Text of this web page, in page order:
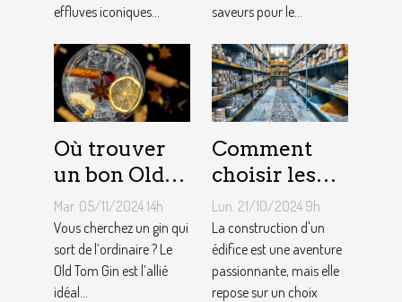
effluves iconiques...
saveurs pour le...
Où trouver
un bon Old
Tom Gin
artisanal ?
Mar. 05/11/2024 14h
Vous cherchez un gin qui
sort de l’ordinaire ? Le
Old Tom Gin est l’allié
idéal...
Comment
choisir les
matériaux de
construction
adaptés à
votre projet
Lun. 21/10/2024 9h
La construction d'un
édifice est une aventure
passionnante, mais elle
repose sur un choix